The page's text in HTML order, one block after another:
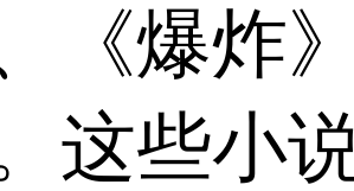
《爆炸
这些小